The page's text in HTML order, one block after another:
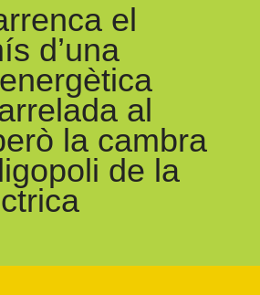
el
d’una
al
la cambra
de la